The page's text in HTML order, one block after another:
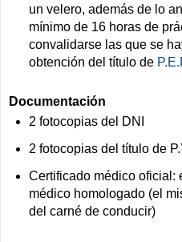
un velero, además de lo
mínimo de 16 horas de
convalidarse las que se
obtención del título de
Documentación
2 fotocopias del DNI
2 fotocopias del título de
Certificado médico oficial:
médico homologado (el
del carné de conducir)